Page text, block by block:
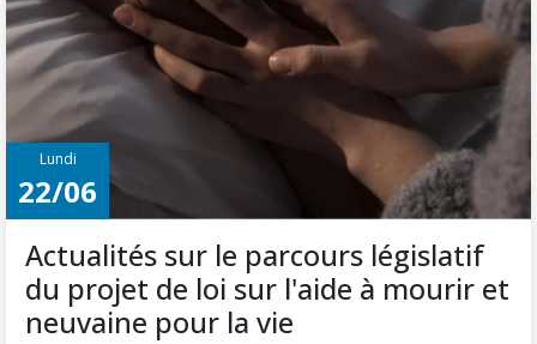
Lundi
22/06
Actualités sur le parcours législatif
du projet de loi sur l'aide à mourir et
neuvaine pour la vie